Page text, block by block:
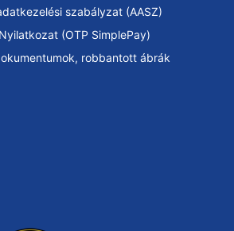
szabályzat (AASZ)
(OTP SimplePay)
robbantott ábrák